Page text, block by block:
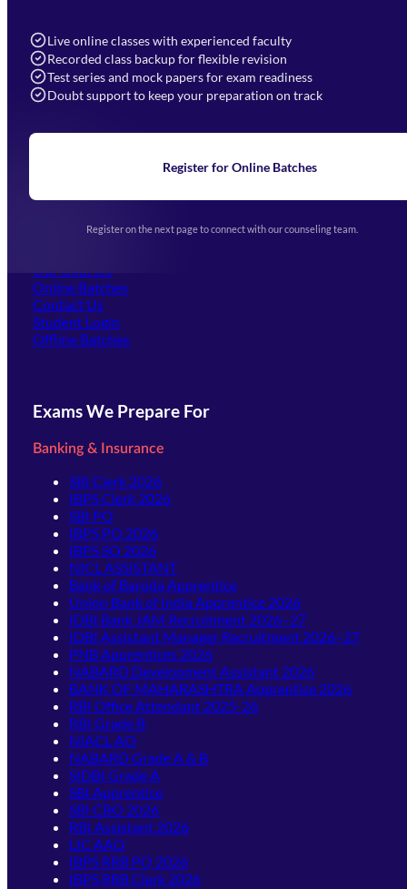
Live online classes with experienced faculty
Recorded class backup for flexible revision
Test series and mock papers for exam readiness
Doubt support to keep your preparation on track
Register for Online Batches
Register on the next page to connect with our counseling team.
Navigation
Home
Blogs
Upcoming Exams
(opens in new tab)
Our Courses
Online Batches
Contact Us
Student Login
Offline Batches
Exams We Prepare For
Banking & Insurance
SBI Clerk 2026
IBPS Clerk 2026
SBI PO
IBPS PO 2026
IBPS SO 2026
NICL ASSISTANT
Bank of Baroda Apprentice
Union Bank of India Apprentice 2026
IDBI Bank JAM Recruitment 2026–27
IDBI Assistant Manager Recruitment 2026–27
PNB Apprentices 2026
NABARD Development Assistant 2026
BANK OF MAHARASHTRA Apprentice 2026
RBI Office Attendant 2025-26
RBI Grade B
NIACL AO
NABARD Grade A & B
SIDBI Grade A
SBI Apprentice
SBI CBO 2026
RBI Assistant 2026
LIC AAO
IBPS RRB PO 2026
IBPS RRB Clerk 2026